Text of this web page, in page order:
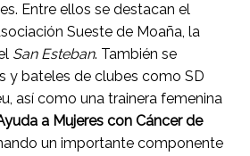
Entre ellos se destacan el
Sueste de Moaña, la
San Esteban. También se
y bateles de clubes como SD
así como una trainera femenina
a Mujeres con Cáncer de
un importante componente